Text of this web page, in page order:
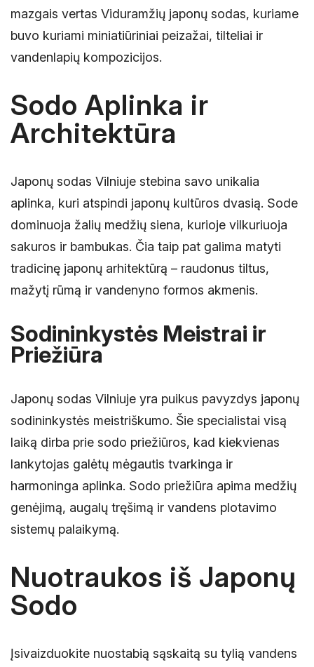
mazgais vertas Viduramžių japonų sodas, kuriame
buvo kuriami miniatiūriniai peizažai, tilteliai ir
vandenlapių kompozicijos.
Sodo Aplinka ir
Architektūra
Japonų sodas Vilniuje stebina savo unikalia
aplinka, kuri atspindi japonų kultūros dvasią. Sode
dominuoja žalių medžių siena, kurioje vilkuriuoja
sakuros ir bambukas. Čia taip pat galima matyti
tradicinę japonų arhitektūrą – raudonus tiltus,
mažytį rūmą ir vandenyno formos akmenis.
Sodininkystės Meistrai ir
Priežiūra
Japonų sodas Vilniuje yra puikus pavyzdys japonų
sodininkystės meistriškumo. Šie specialistai visą
laiką dirba prie sodo priežiūros, kad kiekvienas
lankytojas galėtų mėgautis tvarkinga ir
harmoninga aplinka. Sodo priežiūra apima medžių
genėjimą, augalų tręšimą ir vandens plotavimo
sistemų palaikymą.
Nuotraukos iš Japonų
Sodo
Įsivaizduokite nuostabią sąskaitą su tylią vandens